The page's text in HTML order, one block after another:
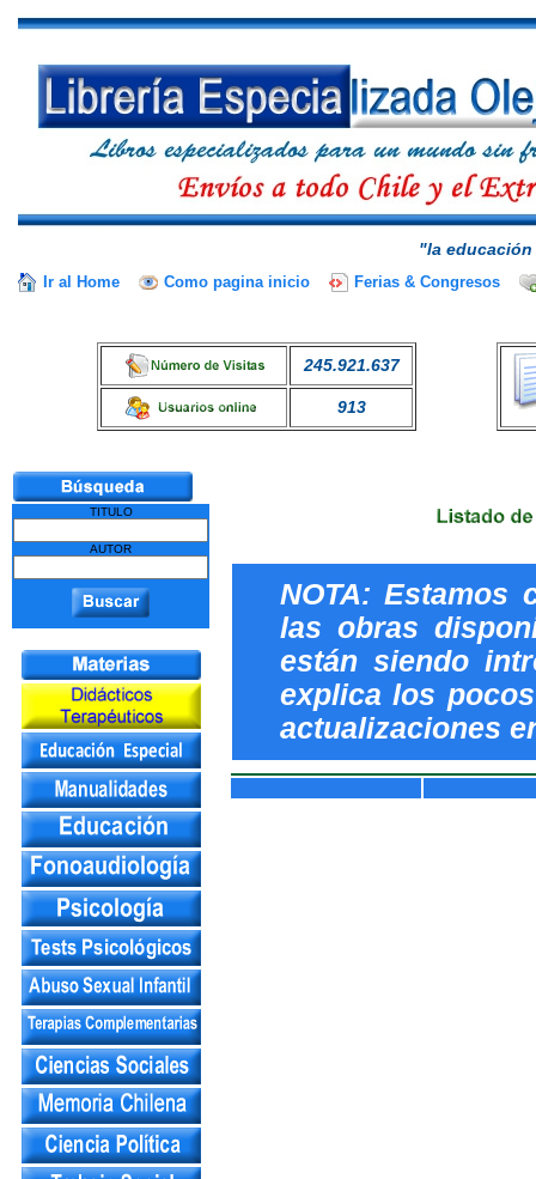
"la
Ir al Home Como pagina inicio Ferias & Congresos
245.921.637
913
TITULO
AUTOR
NOTA: Estamos
las obras
están siendo
explica los
actualizaciones